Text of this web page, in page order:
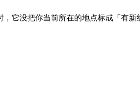
它没把你当前所在的地点标成「有